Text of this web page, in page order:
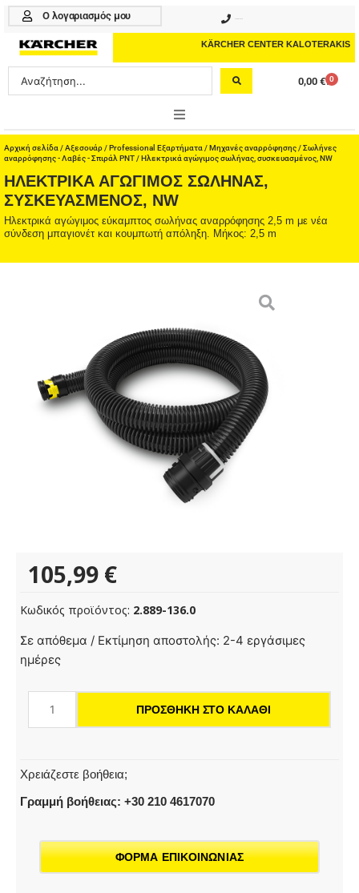
Μετάβαση
περιεχόμενο
Ο λογαριασμός μου
KÄRCHER CENTER KALOTERAKIS
Search
...
0,00 € 0
Cart
ONLINE SHOP
HOME & GARDEN
PROFESSIONAL
Αρχική σελίδα /Αξεσουάρ/Professional Εξαρτήματα /Μηχανές αναρρόφησης/Σωλήνες
αναρρόφησης - Λαβές - Σπιράλ PNT/ Ηλεκτρικά αγώγιμος σωλήνας, συσκευασμένος, NW
ΗΛΕΚΤΡΙΚΆ ΑΓΏΓΙΜΟΣ ΣΩΛΉΝΑΣ,
ΣΥΣΚΕΥΑΣΜΈΝΟΣ, NW
Ηλεκτρικά αγώγιμος εύκαμπτος σωλήνας αναρρόφησης 2,5 m με νέα
σύνδεση μπαγιονέτ και κουμπωτή απόληξη. Μήκος: 2,5 m
105,99 €
Κωδικός προϊόντος: 2.889-136.0
Σε απόθεμα / Εκτίμηση αποστολής: 2-4 εργάσιμες
ημέρες
Ηλεκτρικά
αγώγιμος
συσκευασμένος,
ΠΡΟΣΘΉΚΗ ΣΤΟ ΚΑΛΆΘΙ
Χρειάζεστε βοήθεια;
Γραμμή βοήθειας: +30 210 4617070
ΦΟΡΜΑ ΕΠΙΚΟΙΝΩΝΙΑΣ